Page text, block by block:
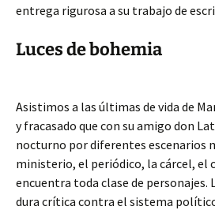
entrega rigurosa a su trabajo de
Luces de bohemia
Asistimos a las últimas de vida de
y fracasado que con su amigo don
nocturno por diferentes escenarios
ministerio, el periódico, la cárcel, el
encuentra toda clase de personajes.
dura crítica contra el sistema